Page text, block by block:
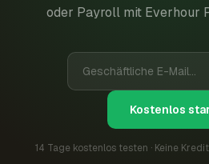
oder Payroll mit Everhour
Kostenlos
14 Tage kostenlos testen · Keine